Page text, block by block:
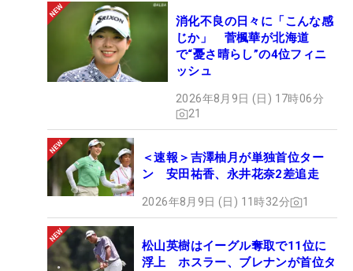
消化不良の日々に「こんな感
じか」 菅楓華が北海道
で“憂さ晴らし”の4位フィニ
ッシュ
2026年8月9日 (日) 17時06分
21
＜速報＞吉澤柚月が単独首位ター
ン 安田祐香、永井花奈2差追走
2026年8月9日 (日) 11時32分 1
松山英樹はイーグル奪取で11位に
浮上 ホスラー、ブレナンが首位タ